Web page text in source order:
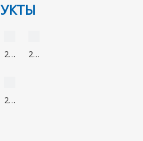
УКТЫ
2-
6
2-
2-